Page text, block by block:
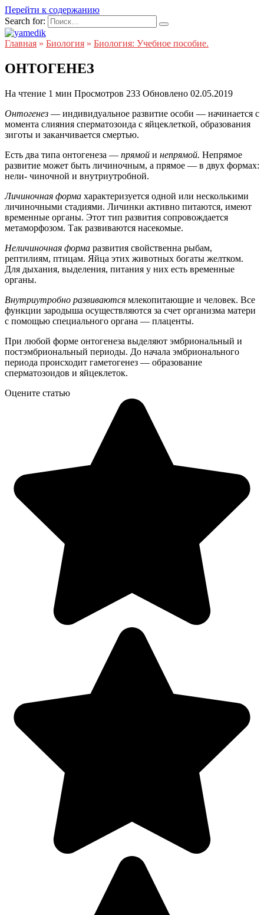
Перейти к содержанию
Search for:
Главная » Биология » Биология: Учебное пособие.
ОНТОГЕНЕЗ
На чтение 1 мин Просмотров 233 Обновлено 02.05.2019
Онтогенез — индивидуальное развитие особи — начинается с
момента слияния сперматозоида с яйцеклеткой, образования
зиготы и заканчивается смертью.
Есть два типа онтогенеза — прямой и непрямой. Непрямое
развитие может быть личиночным, а прямое — в двух формах:
нели- чиночной и внутриутробной.
Личиночная форма характеризуется одной или несколькими
личиночными стадиями. Личинки активно питаются, имеют
временные органы. Этот тип развития сопровождается
метаморфозом. Так развиваются насекомые.
Неличиночная форма развития свойственна рыбам,
рептилиям, птицам. Яйца этих животных богаты желтком.
Для дыхания, выделения, питания у них есть временные
органы.
Внутриутробно развиваются млекопитающие и человек. Все
функции зародыша осуществляются за счет организма матери
с помощью специального органа — плаценты.
При любой форме онтогенеза выделяют эмбриональный и
постэмбриональный периоды. До начала эмбрионального
периода происходит гаметогенез — образование
сперматозоидов и яйцеклеток.
Оцените статью